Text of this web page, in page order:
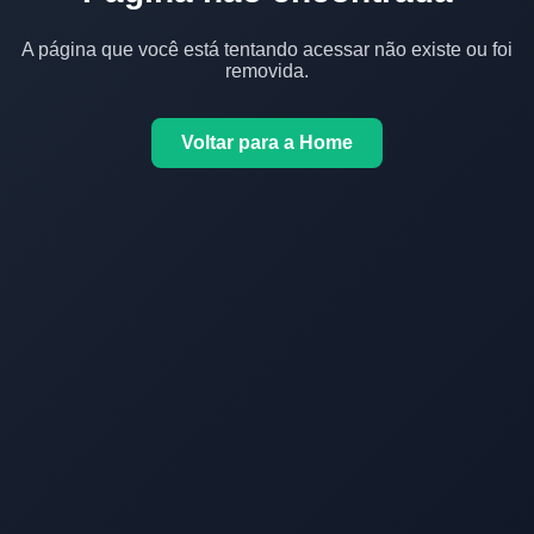
A página que você está tentando acessar não existe ou foi
removida.
Voltar para a Home